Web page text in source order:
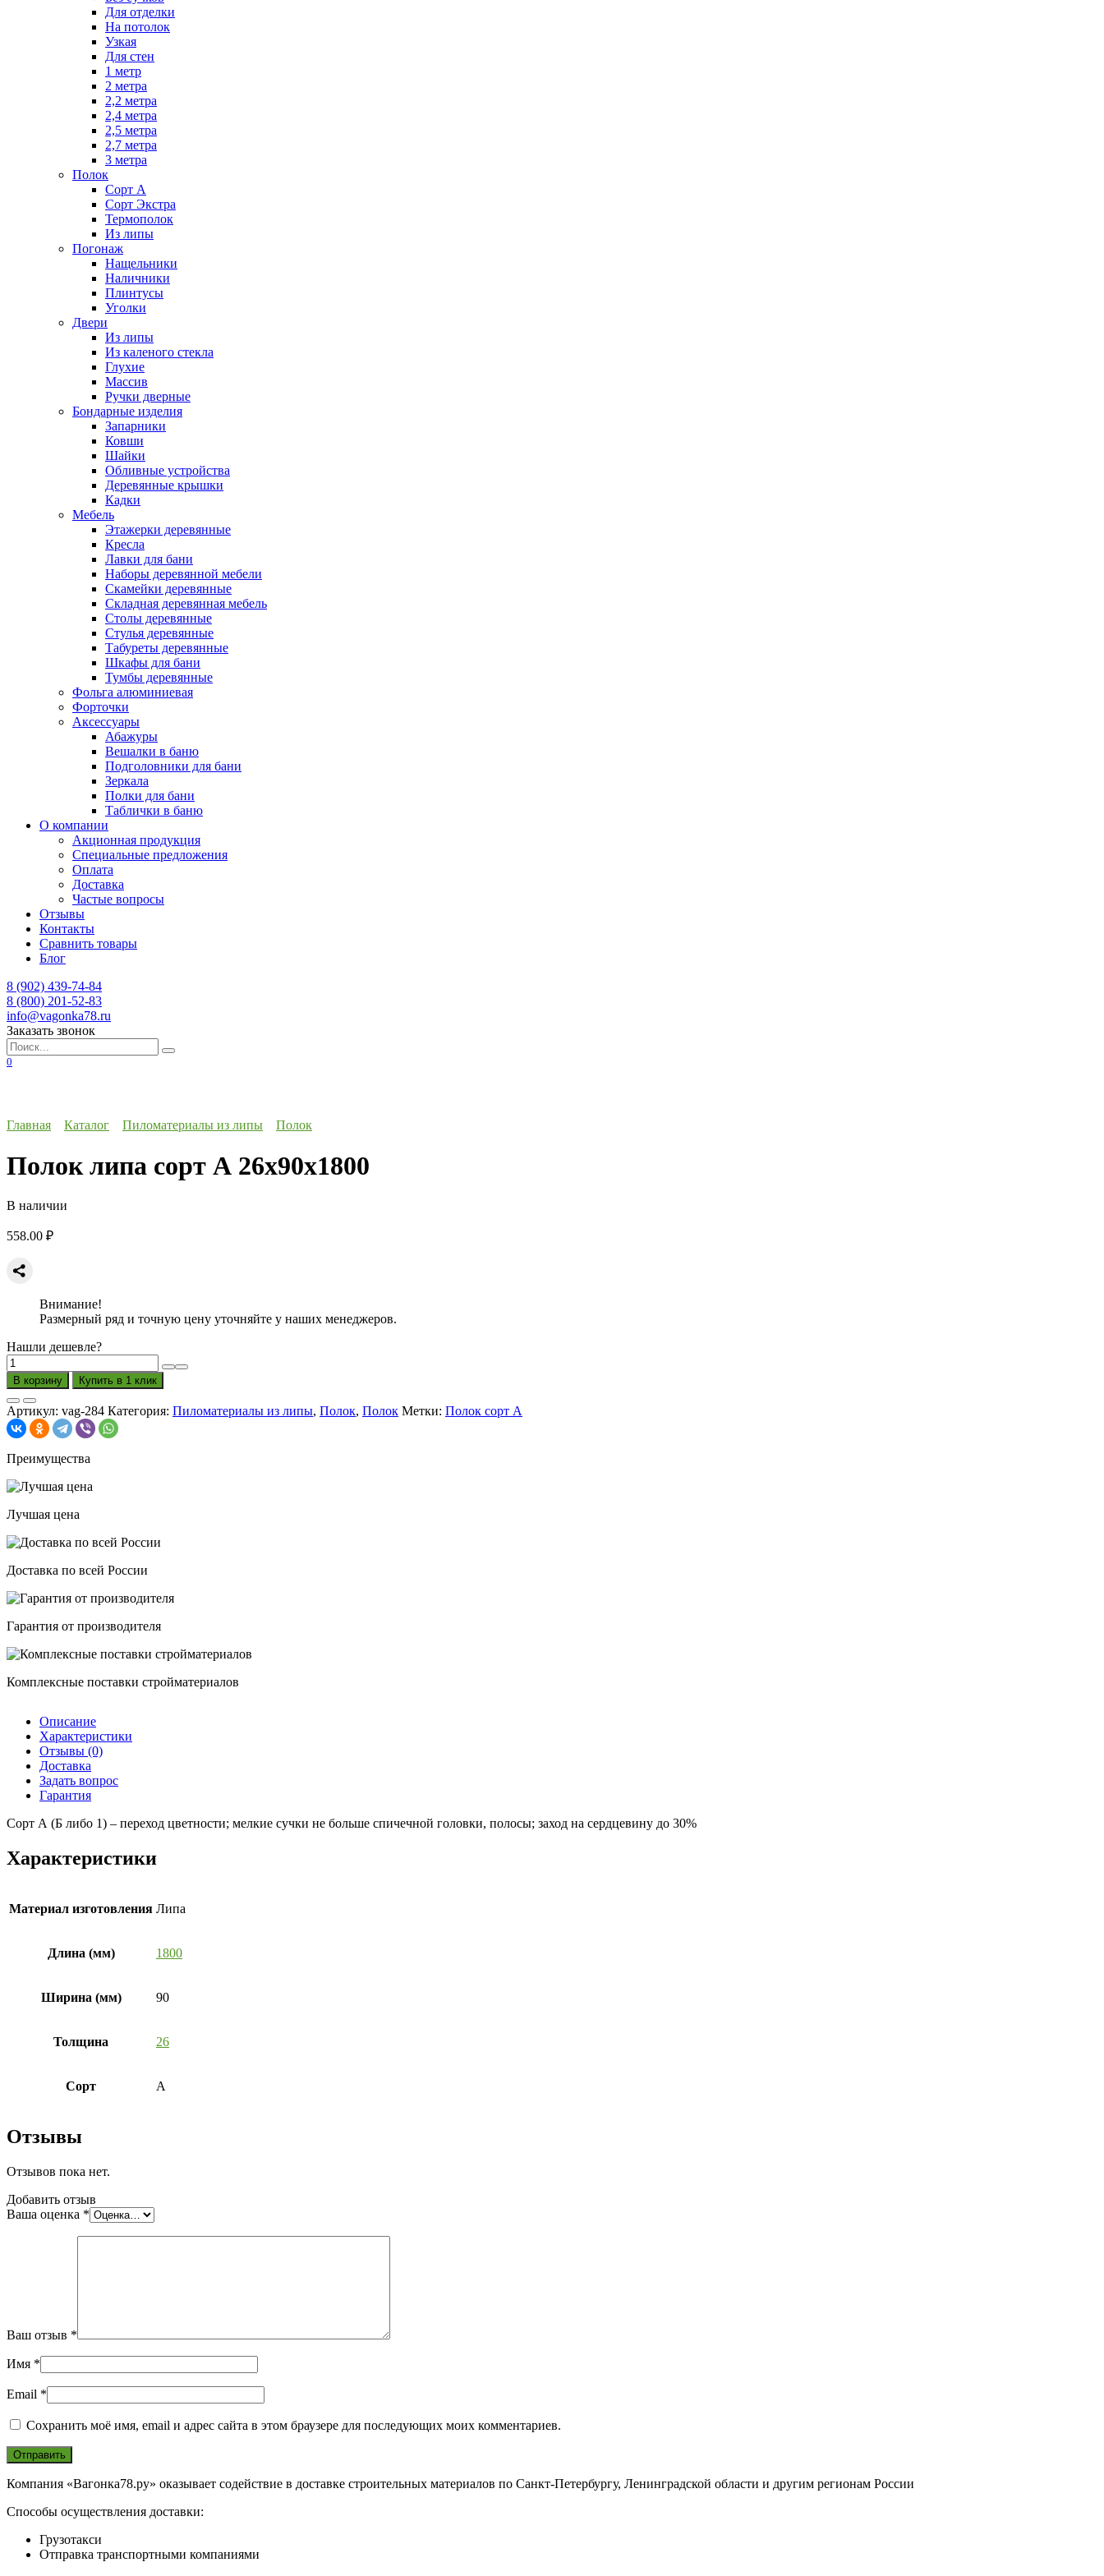
Для отделки
На потолок
Узкая
Для стен
1 метр
2 метра
2,2 метра
2,4 метра
2,5 метра
2,7 метра
3 метра
Полок
Сорт А
Сорт Экстра
Термополок
Из липы
Погонаж
Нащельники
Наличники
Плинтусы
Уголки
Двери
Из липы
Из каленого стекла
Глухие
Массив
Ручки дверные
Бондарные изделия
Запарники
Ковши
Шайки
Обливные устройства
Деревянные крышки
Кадки
Мебель
Этажерки деревянные
Кресла
Лавки для бани
Наборы деревянной мебели
Скамейки деревянные
Складная деревянная мебель
Столы деревянные
Стулья деревянные
Табуреты деревянные
Шкафы для бани
Тумбы деревянные
Фольга алюминиевая
Форточки
Аксессуары
Абажуры
Вешалки в баню
Подголовники для бани
Зеркала
Полки для бани
Таблички в баню
О компании
Акционная продукция
Специальные предложения
Оплата
Доставка
Частые вопросы
Отзывы
Контакты
Сравнить товары
Блог
8 (902) 439-74-84
8 (800) 201-52-83
info@vagonka78.ru
Заказать звонок
Искать:
0
Главная Каталог Пиломатериалы из липы Полок
Полок липа сорт А 26x90x1800
В наличии
558.00 ₽
Внимание!
Размерный ряд и точную цену уточняйте у наших менеджеров.
Нашли дешевле?
Количество
товара
Полок
липа
сорт
А
В корзину Купить в 1 клик
Артикул: vag-284 Категория: Пиломатериалы из липы, Полок, Полок Метки: Полок сорт А
Преимущества
Лучшая цена
Доставка по всей России
Гарантия от производителя
Комплексные поставки стройматериалов
Описание
Характеристики
Отзывы (0)
Доставка
Задать вопрос
Гарантия
Сорт А (Б либо 1) – переход цветности; мелкие сучки не больше спичечной головки, полосы; заход на сердцевину до 30%
Характеристики
Материал изготовления Липа
Длина (мм) 1800
Ширина (мм) 90
Толщина 26
Сорт А
Отзывы
Отзывов пока нет.
Добавить отзыв
Ваша оценка *
Ваш отзыв *
Имя *
Email *
Сохранить моё имя, email и адрес сайта в этом браузере для последующих моих комментариев.
Компания «Вагонка78.ру» оказывает содействие в доставке строительных материалов по Санкт-Петербургу, Ленинградской области и другим регионам России
Способы осуществления доставки:
Грузотакси
Отправка транспортными компаниями